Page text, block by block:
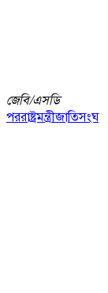
জেবি/এসডি
পররাষ্ট্রমন্ত্রীজাতিসংঘ